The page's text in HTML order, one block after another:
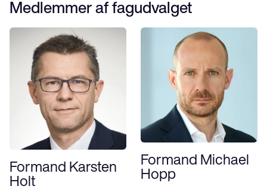
Medlemmer af fagudvalget
Formand Karsten
Holt
Formand Michael
Hopp